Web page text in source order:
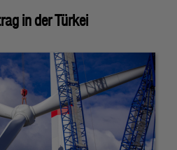
in der Türkei